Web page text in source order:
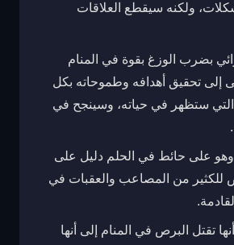
ولكنه سيقطع العلاقات
بضرب الوزغ بقوة في المنام
إلى تحقيق أهدافه وطموحاته بكل
ستظهر في حياته، وسينجح في
على حائط في الحلم دليل على
للكثير من المصاعب والعقبات في
تقتل البرص في المنام إلى أنها